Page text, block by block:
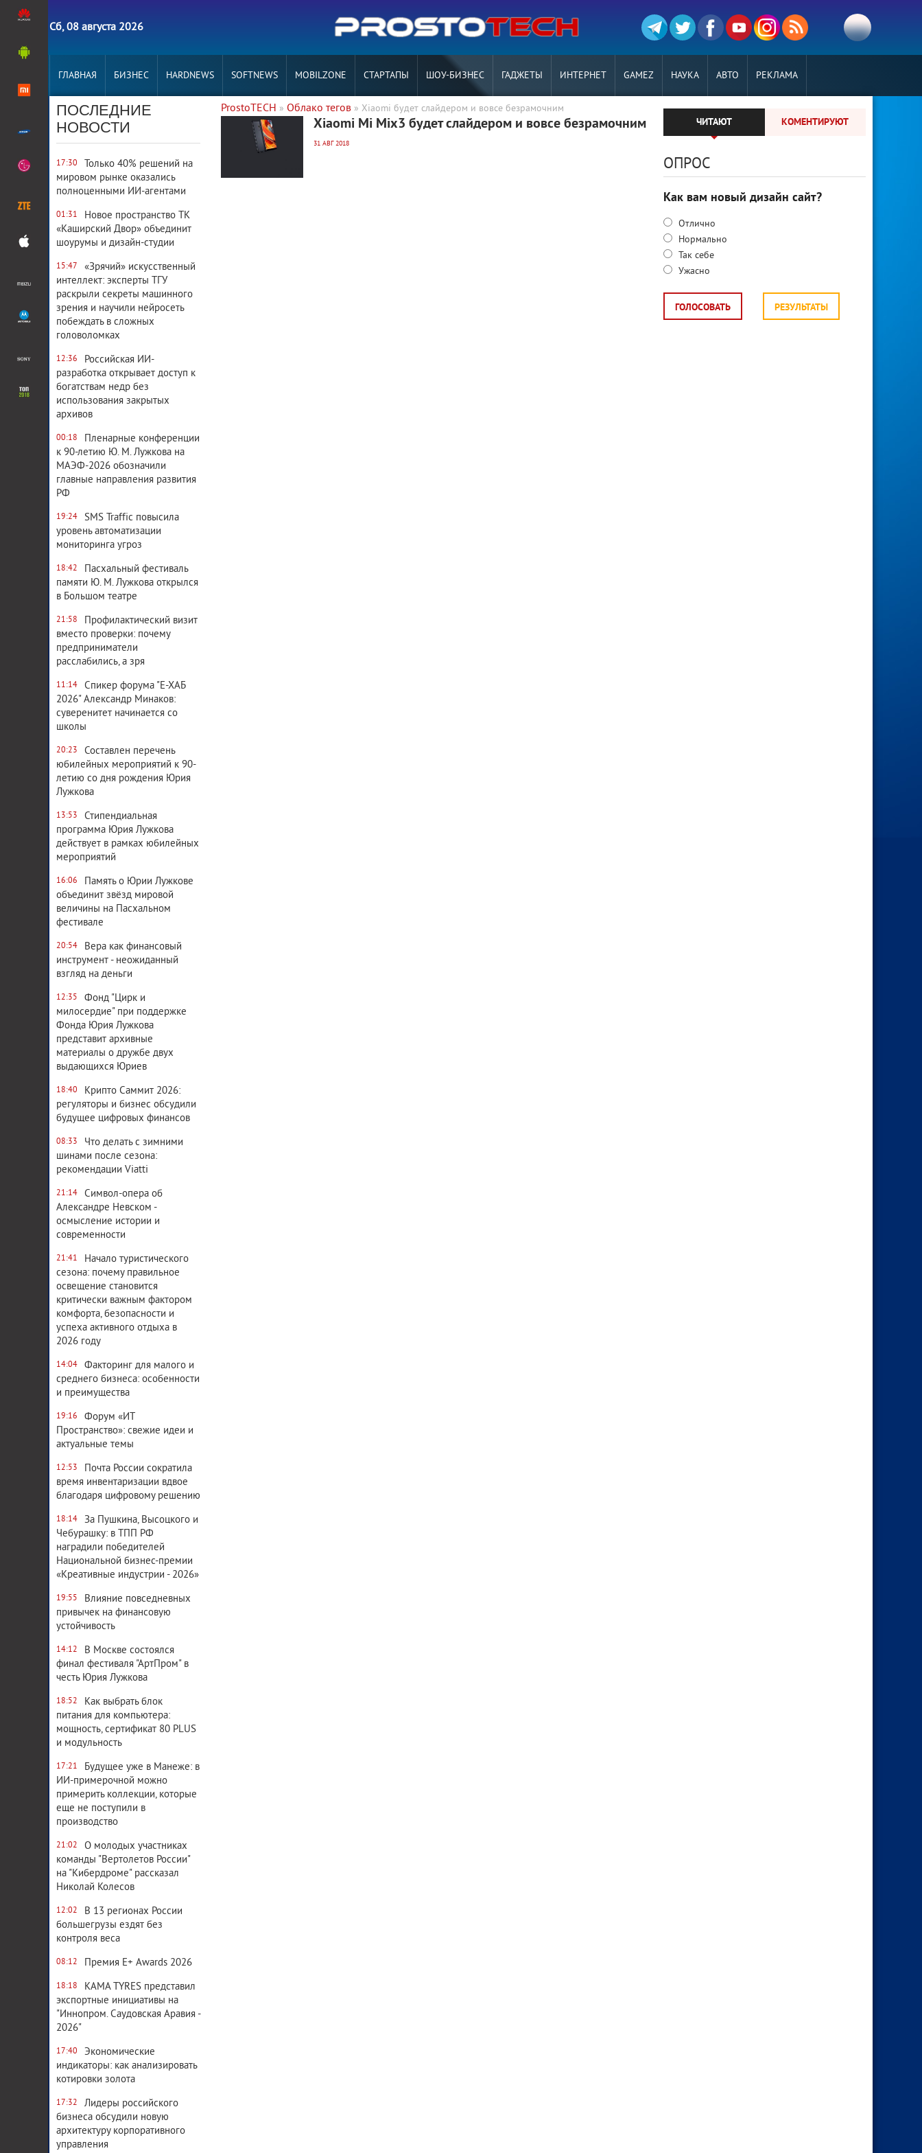
Сб, 08 августа 2026
ГЛАВНАЯ БИЗНЕС HARDNEWS SOFTNEWS MOBILZONE СТАРТАПЫ ШОУ-БИЗНЕС ГАДЖЕТЫ ИНТЕРНЕТ GAMEZ НАУКА АВТО РЕКЛАМА
ПОСЛЕДНИЕ
НОВОСТИ
17:30
Только 40% решений на
мировом рынке оказались
полноценными ИИ-агентами
01:31
Новое пространство ТК
«Каширский Двор» объединит
шоурумы и дизайн-студии
15:47
«Зрячий» искусственный
интеллект: эксперты ТГУ
раскрыли секреты машинного
зрения и научили нейросеть
побеждать в сложных
головоломках
12:36
Российская ИИ-
разработка открывает доступ к
богатствам недр без
использования закрытых
архивов
00:18
Пленарные конференции
к 90-летию Ю. М. Лужкова на
МАЭФ-2026 обозначили
главные направления развития
РФ
19:24
SMS Traffic повысила
уровень автоматизации
мониторинга угроз
18:42
Пасхальный фестиваль
памяти Ю. М. Лужкова открылся
в Большом театре
21:58
Профилактический визит
вместо проверки: почему
предприниматели
расслабились, а зря
11:14
Спикер форума "Е-ХАБ
2026" Александр Минаков:
суверенитет начинается со
школы
20:23
Составлен перечень
юбилейных мероприятий к 90-
летию со дня рождения Юрия
Лужкова
13:53
Стипендиальная
программа Юрия Лужкова
действует в рамках юбилейных
мероприятий
16:06
Память о Юрии Лужкове
объединит звёзд мировой
величины на Пасхальном
фестивале
20:54
Вера как финансовый
инструмент - неожиданный
взгляд на деньги
12:35
Фонд "Цирк и
милосердие" при поддержке
Фонда Юрия Лужкова
представит архивные
материалы о дружбе двух
выдающихся Юриев
18:40
Крипто Саммит 2026:
регуляторы и бизнес обсудили
будущее цифровых финансов
08:33
Что делать с зимними
шинами после сезона:
рекомендации Viatti
21:14
Символ-опера об
Александре Невском -
осмысление истории и
современности
21:41
Начало туристического
сезона: почему правильное
освещение становится
критически важным фактором
комфорта, безопасности и
успеха активного отдыха в
2026 году
14:04
Факторинг для малого и
среднего бизнеса: особенности
и преимущества
19:16
Форум «ИТ
Пространство»: свежие идеи и
актуальные темы
12:53
Почта России сократила
время инвентаризации вдвое
благодаря цифровому решению
18:14
За Пушкина, Высоцкого и
Чебурашку: в ТПП РФ
наградили победителей
Национальной бизнес-премии
«Креативные индустрии - 2026»
19:55
Влияние повседневных
привычек на финансовую
устойчивость
14:12
В Москве состоялся
финал фестиваля "АртПром" в
честь Юрия Лужкова
18:52
Как выбрать блок
питания для компьютера:
мощность, сертификат 80 PLUS
и модульность
17:21
Будущее уже в Манеже: в
ИИ-примерочной можно
примерить коллекции, которые
еще не поступили в
производство
21:02
О молодых участниках
команды "Вертолетов России"
на "Кибердроме" рассказал
Николай Колесов
12:02
В 13 регионах России
большегрузы ездят без
контроля веса
08:12 Премия E+ Awards 2026
18:18
KAMA TYRES представил
экспортные инициативы на
"Иннопром. Саудовская Аравия -
2026"
17:40
Экономические
индикаторы: как анализировать
котировки золота
17:32
Лидеры российского
бизнеса обсудили новую
архитектуру корпоративного
управления
ProstoTECH » Облако тегов » Xiaomi будет слайдером и вовсе безрамочним
4 069 0
Xiaomi Mi Mix3 будет слайдером и вовсе безрамочним
31 АВГ 2018
ЧИТАЮТ КОМЕНТИРУЮТ
ОПРОС
Как вам новый дизайн сайт?
Отлично
Нормально
Так себе
Ужасно
ГОЛОСОВАТЬ РЕЗУЛЬТАТЫ